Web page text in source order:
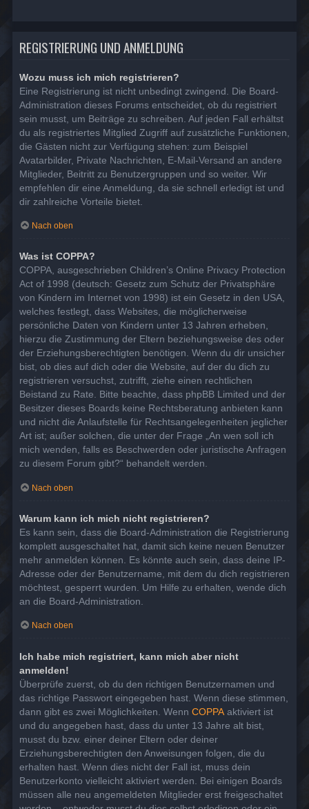
REGISTRIERUNG UND ANMELDUNG
Wozu muss ich mich registrieren?
Eine Registrierung ist nicht unbedingt zwingend. Die Board-
Administration dieses Forums entscheidet, ob du registriert
sein musst, um Beiträge zu schreiben. Auf jeden Fall erhältst
du als registriertes Mitglied Zugriff auf zusätzliche Funktionen,
die Gästen nicht zur Verfügung stehen: zum Beispiel
Avatarbilder, Private Nachrichten, E-Mail-Versand an andere
Mitglieder, Beitritt zu Benutzergruppen und so weiter. Wir
empfehlen dir eine Anmeldung, da sie schnell erledigt ist und
dir zahlreiche Vorteile bietet.
Nach oben
Was ist COPPA?
COPPA, ausgeschrieben Children’s Online Privacy Protection
Act of 1998 (deutsch: Gesetz zum Schutz der Privatsphäre
von Kindern im Internet von 1998) ist ein Gesetz in den USA,
welches festlegt, dass Websites, die möglicherweise
persönliche Daten von Kindern unter 13 Jahren erheben,
hierzu die Zustimmung der Eltern beziehungsweise des oder
der Erziehungsberechtigten benötigen. Wenn du dir unsicher
bist, ob dies auf dich oder die Website, auf der du dich zu
registrieren versuchst, zutrifft, ziehe einen rechtlichen
Beistand zu Rate. Bitte beachte, dass phpBB Limited und der
Besitzer dieses Boards keine Rechtsberatung anbieten kann
und nicht die Anlaufstelle für Rechtsangelegenheiten jeglicher
Art ist; außer solchen, die unter der Frage „An wen soll ich
mich wenden, falls es Beschwerden oder juristische Anfragen
zu diesem Forum gibt?“ behandelt werden.
Nach oben
Warum kann ich mich nicht registrieren?
Es kann sein, dass die Board-Administration die Registrierung
komplett ausgeschaltet hat, damit sich keine neuen Benutzer
mehr anmelden können. Es könnte auch sein, dass deine IP-
Adresse oder der Benutzername, mit dem du dich registrieren
möchtest, gesperrt wurden. Um Hilfe zu erhalten, wende dich
an die Board-Administration.
Nach oben
Ich habe mich registriert, kann mich aber nicht
anmelden!
Überprüfe zuerst, ob du den richtigen Benutzernamen und
das richtige Passwort eingegeben hast. Wenn diese stimmen,
dann gibt es zwei Möglichkeiten. Wenn COPPA aktiviert ist
und du angegeben hast, dass du unter 13 Jahre alt bist,
musst du bzw. einer deiner Eltern oder deiner
Erziehungsberechtigten den Anweisungen folgen, die du
erhalten hast. Wenn dies nicht der Fall ist, muss dein
Benutzerkonto vielleicht aktiviert werden. Bei einigen Boards
müssen alle neu angemeldeten Mitglieder erst freigeschaltet